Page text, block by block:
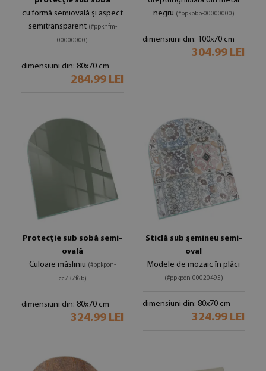
cu formă semiovală și aspect
semitransparent (#ppknfm-
00000000)
dimensiuni din: 80x70 cm
284.99 LEI
negru (#ppkpbp-00000000)
dimensiuni din: 100x70 cm
304.99 LEI
Protecție sub sobă semi-
ovală
Culoare măsliniu (#ppkpon-
cc737f6b)
dimensiuni din: 80x70 cm
324.99 LEI
Sticlă sub șemineu semi-
oval
Modele de mozaic în plăci
(#ppkpon-00020495)
dimensiuni din: 80x70 cm
324.99 LEI